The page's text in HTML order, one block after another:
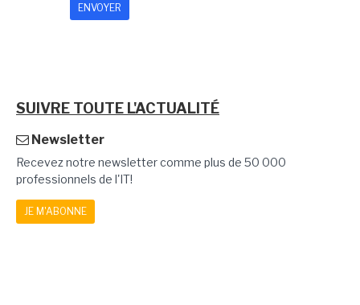
SUIVRE TOUTE L'ACTUALITÉ
Newsletter
Recevez notre newsletter comme plus de 50 000
professionnels de l'IT!
JE M'ABONNE